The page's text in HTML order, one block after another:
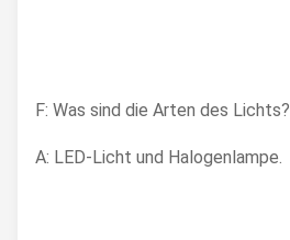
F: Was sind die Arten des Lichts?
A: LED-Licht und Halogenlampe.